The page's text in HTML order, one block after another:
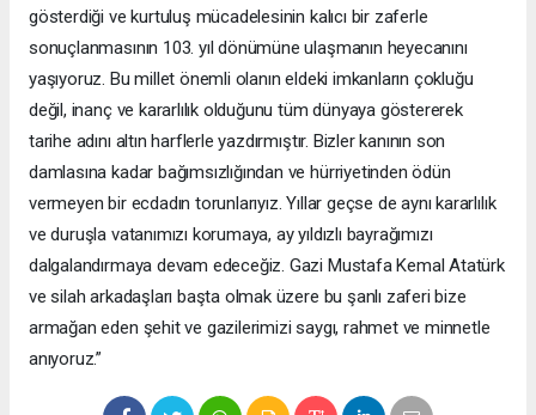
gösterdiği ve kurtuluş mücadelesinin kalıcı bir zaferle
sonuçlanmasının 103. yıl dönümüne ulaşmanın heyecanını
yaşıyoruz. Bu millet önemli olanın eldeki imkanların çokluğu
değil, inanç ve kararlılık olduğunu tüm dünyaya göstererek
tarihe adını altın harflerle yazdırmıştır. Bizler kanının son
damlasına kadar bağımsızlığından ve hürriyetinden ödün
vermeyen bir ecdadın torunlarıyız. Yıllar geçse de aynı kararlılık
ve duruşla vatanımızı korumaya, ay yıldızlı bayrağımızı
dalgalandırmaya devam edeceğiz. Gazi Mustafa Kemal Atatürk
ve silah arkadaşları başta olmak üzere bu şanlı zaferi bize
armağan eden şehit ve gazilerimizi saygı, rahmet ve minnetle
anıyoruz.”